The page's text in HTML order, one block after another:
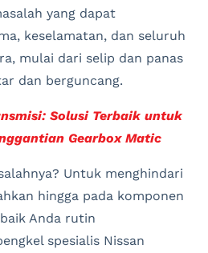
yang dapat
keselamatan, dan seluruh
mulai dari selip dan panas
dan berguncang.
Solusi Terbaik untuk
Gearbox Matic
Untuk menghindari
hingga pada komponen
Anda rutin
spesialis Nissan